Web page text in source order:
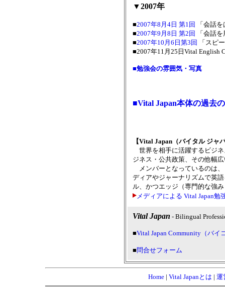
▼2007年
■2007年8月4日 第1回
「会話
■2007年9月8日 第2回
「会話
■2007年10月6日第3回
「スピ
■2007年11月25日Vital English
■勉強会の雰囲気・写真
■Vital Japan本体の過去
【Vital Japan（バイタル ジャ
世界を相手に活躍するビジ
ジネス・公共政策、その他幅
メンバーとなっているのは
ディアやジャーナリズムで英
ル、かつエッジ（専門的な強
メディアによる Vital Japan勉
Vital Japan - Bilingual
■Vital Japan Community（バイ
■問合せフォーム
Home | Vital Japanとは | 運